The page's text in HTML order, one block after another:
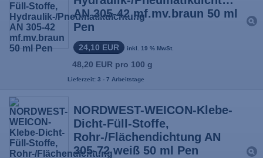
AN 305-42 mf.mv.braun 50 ml
Pen
24,10 EUR inkl. 19 % MwSt.
48,20 EUR pro 100 g
Lieferzeit: 3 - 7 Arbeitstage
NORDWEST-WEICON-Klebe-
Dicht-Füll-Stoffe,
Rohr-/Flächendichtung AN
305-72 weiß 50 ml Pen